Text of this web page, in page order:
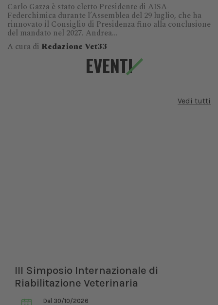
Carlo Gazza è stato eletto Presidente di AISA-
Federchimica durante l’Assemblea del 29 luglio, che ha
rinnovato il Consiglio di Presidenza fino alla conclusione
del mandato nel 2027. Andrea...
A cura di Redazione Vet33
EVENTI
Vedi tutti
III Simposio Internazionale di
Riabilitazione Veterinaria
Dal 30/10/2026